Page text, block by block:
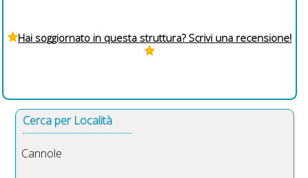
Hai soggiornato in questa struttura? Scrivi una recensione!
Cerca per Località
Cannole